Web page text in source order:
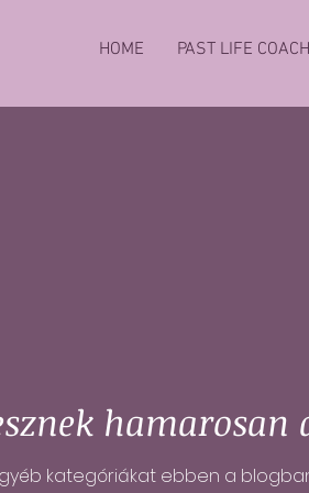
HOME PAST LIFE
hamarosan
kategóriákat ebben a